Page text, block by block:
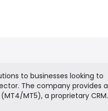
to businesses looking to
The company provides a
MT5), a proprietary CRM
liquidity. Their mission is